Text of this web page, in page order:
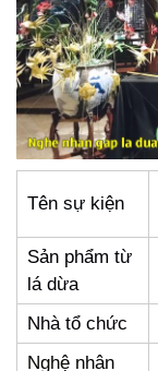
Tên sự kiện
Sản phẩm từ
lá dừa
Nhà tổ chức
Nghệ nhân